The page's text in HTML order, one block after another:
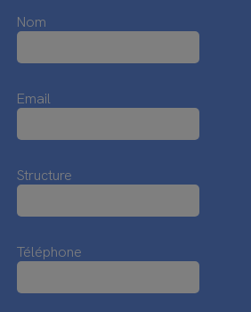
Nom
Email
Structure
Téléphone